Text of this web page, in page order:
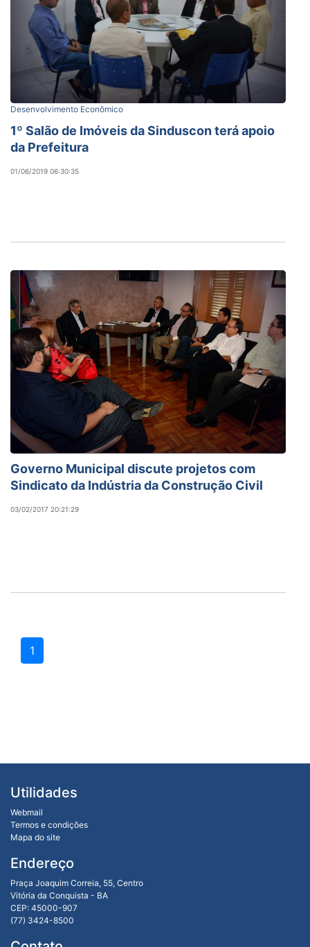
Desenvolvimento Econômico
1º Salão de Imóveis da Sinduscon terá apoio
da Prefeitura
01/06/2019 06:30:35
Governo Municipal discute projetos com
Sindicato da Indústria da Construção Civil
03/02/2017 20:21:29
1
Utilidades
Webmail
Termos e condições
Mapa do site
Endereço
Praça Joaquim Correia, 55, Centro
Vitória da Conquista - BA
CEP: 45000-907
(77) 3424-8500